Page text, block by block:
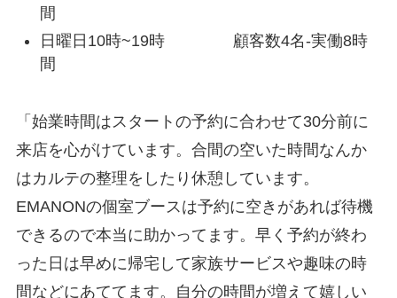
間
日曜日10時~19時 顧客数4名-実働8時
間
「始業時間はスタートの予約に合わせて30分前に
来店を心がけています。合間の空いた時間なんか
はカルテの整理をしたり休憩しています。
EMANONの個室ブースは予約に空きがあれば待機
できるので本当に助かってます。早く予約が終わ
った日は早めに帰宅して家族サービスや趣味の時
間などにあててます。自分の時間が増えて嬉しい